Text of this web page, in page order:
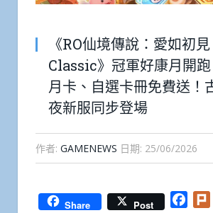
《RO仙境傳說：愛如初見
Classic》冠軍好康月開
月卡、自選卡冊免費送！
夜新服同步登場
作者: GAMENEWS 日期: 25/06/2026
Share Post